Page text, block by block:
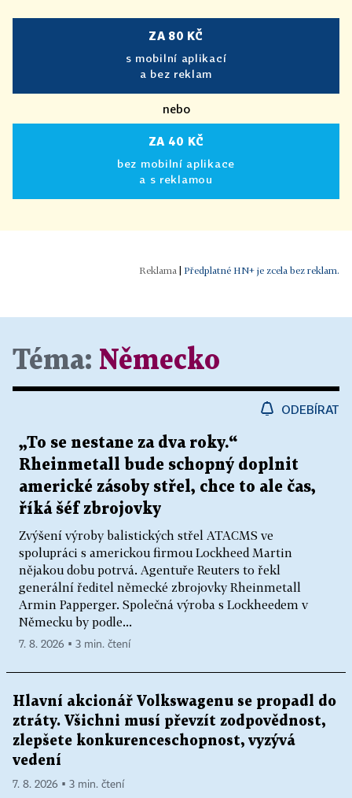
ZA 80 KČ
s mobilní aplikací
a bez reklam
nebo
ZA 40 KČ
bez mobilní aplikace
a s reklamou
| Předplatné HN+ je zcela bez reklam.
Téma: Německo
ODEBÍRAT
„To se nestane za dva roky.“
Rheinmetall bude schopný doplnit
americké zásoby střel, chce to ale čas,
říká šéf zbrojovky
Zvýšení výroby balistických střel ATACMS ve
spolupráci s americkou firmou Lockheed Martin
nějakou dobu potrvá. Agentuře Reuters to řekl
generální ředitel německé zbrojovky Rheinmetall
Armin Papperger. Společná výroba s Lockheedem v
Německu by podle...
7. 8. 2026 ▪ 3 min. čtení
Hlavní akcionář Volkswagenu se propadl do
ztráty. Všichni musí převzít zodpovědnost,
zlepšete konkurenceschopnost, vyzývá
vedení
7. 8. 2026 ▪ 3 min. čtení